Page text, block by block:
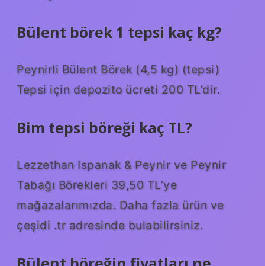
Bülent börek 1 tepsi kaç kg?
Peynirli Bülent Börek (4,5 kg) (tepsi)
Tepsi için depozito ücreti 200 TL’dir.
Bim tepsi böreği kaç TL?
Lezzethan Ispanak & Peynir ve Peynir
Tabağı Börekleri 39,50 TL’ye
mağazalarımızda. Daha fazla ürün ve
çeşidi .tr adresinde bulabilirsiniz.